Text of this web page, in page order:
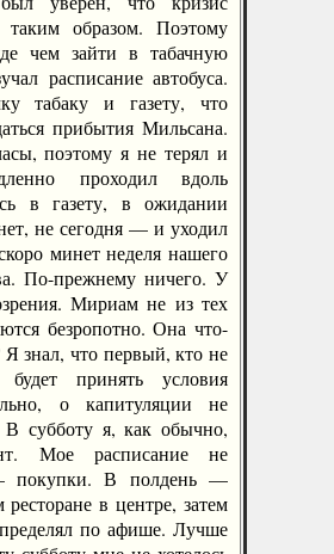
таким образом. Поэтому
чем зайти в табачную
расписание автобуса.
табаку и газету, что
прибытия Мильсана.
поэтому я не терял и
проходил вдоль
в газету, в ожидании
не сегодня — и уходил
минет неделя нашего
По-прежнему ничего. У
Мириам не из тех
безропотно. Она что-
Я знал, что первый, кто не
принять условия
о капитуляции не
субботу я, как обычно,
Мое расписание не
покупки. В полдень —
в центре, затем
по афише. Лучше